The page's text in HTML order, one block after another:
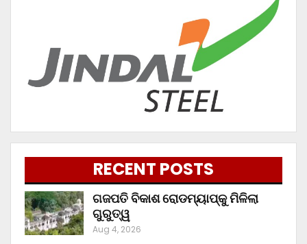
RECENT POSTS
ଗଜପତି ବିକାଶ ରୋଡମ୍ୟାପ୍‌କୁ ମିଳିଲା
ଗୁରୁତ୍ୱ
Aug 4, 2026